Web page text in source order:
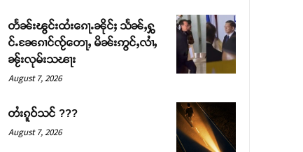
တႅၼ်းၽွင်းထႆးၵေႃႉၼိုင်ႈ သႅၼ်ႇႁွ
င်ႉၼႄၵၢင်ၸႂ်တေႃႇ မိၼ်းဢွင်ႇလၢႆႇ
ၼႂ်းလုမ်းသၽႃး
August 7, 2026
တႆးၵူဝ်သင် ???
August 7, 2026